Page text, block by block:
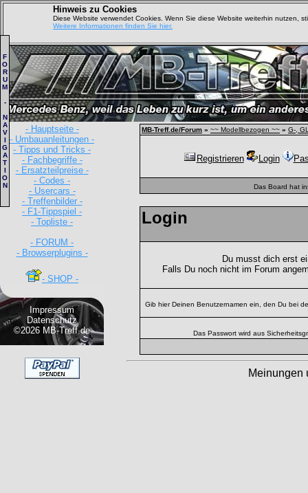
Hinweis zu Cookies
Diese Website verwendet Cookies. Wenn Sie diese Website weiterhin nutzen,
Weitere Informationen finden Sie hier.
- Hauptseite -
- Umbauanleitungen -
- Tipps und Tricks -
- Fachbegriffe -
- Ersatzteilpreise -
- Codes -
- Usercars -
- Treffenbilder -
- F1-Tippspiel -
- Topliste -
- FORUM -
- Browserplugins -
- SHOP -
Impressum
Datenschutz
©2026 MB-Treff.de
F
O
R
U
M
-
N
A
V
I
G
A
T
I
O
N
MB-Treff.de/Forum » ~~ Modellbezogen ~~ » G-,
Registrieren Login
Das Board hat
Login
Du musst dich erst
Falls Du noch nicht im Forum
Gib hier Deinen Benutzernamen ein, den Du bei
Das Passwort wird aus
Meinungen